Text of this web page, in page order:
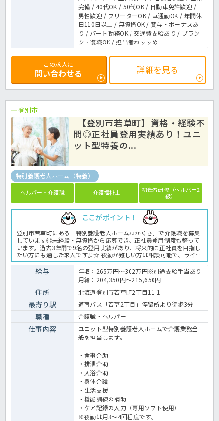
完備 / 40代OK / 50代OK / 自動車免許歓迎 /
男性歓迎 / フリーターOK / 車通勤OK / 年間休
日110日以上 / 無資格OK / 賞与・ボーナスあ
り / パート勤務OK / 交通費支給あり / ブラン
ク・復職OK / 担当者おすすめ
この求人に
問い合わせる 詳細を見る
登別市
【登別市若草町】資格・経験不
問◎正社員登用実績あり！ユニ
ット型特養の...
特別養護老人ホーム（特養）
ヘルパー・介護職 介護福祉士
初任者研修（ヘルパー2
級）
ここがポイント！
登別市若草町にある「特別養護老人ホームわかくさ」で介護職を募集
しています◎未経験・無資格から応募でき、正社員登用制度も整って
います。過去3年間で9名の登用実績があり、将来的に正社員を目指し
たい方にも適した求人ですよ☆ 夜勤が難しい方は相談可能で、ライフ
スタイルに合わせた働き方を検討できます！応募前の職場見学も可能
ですので、施設の雰囲気を確認してから応募可能ですよ☆
給与
年収：265万円～302万円※別途支給手当あり
月給：204,350円～215,650円
住所 北海道登別市若草町2丁目11-1
最寄り駅 道南バス「若草2丁目」停留所より徒歩3分
職種 介護職・ヘルパー
仕事内容
ユニット型特別養護老人ホームで介護業務全
般を担当します。
・食事介助
・排泄介助
・入浴介助
・身体介護
・生活支援
・機能訓練の補助
・ケア記録の入力（専用ソフト使用）
※夜勤は月3～4回程度です。